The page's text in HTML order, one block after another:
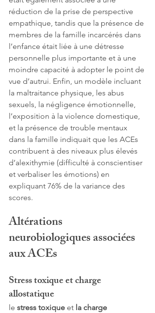
réduction de la prise de perspective
empathique, tandis que la présence de
membres de la famille incarcérés dans
l’enfance était liée à une détresse
personnelle plus importante et à une
moindre capacité à adopter le point de
vue d’autrui. Enfin, un modèle incluant
la maltraitance physique, les abus
sexuels, la négligence émotionnelle,
l’exposition à la violence domestique,
et la présence de trouble mentaux
dans la famille indiquait que les ACEs
contribuent à des niveaux plus élevés
d’alexithymie (difficulté à conscientiser
et verbaliser les émotions) en
expliquant 76% de la variance des
scores.
Altérations
neurobiologiques associées
aux ACEs
Stress toxique et charge
allostatique
le stress toxique et la charge